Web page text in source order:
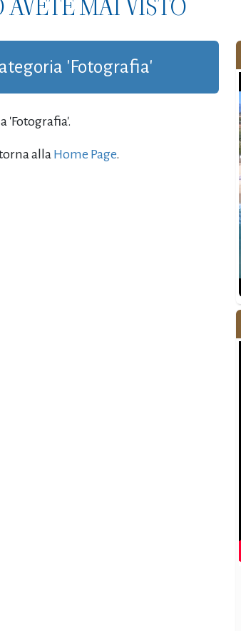
MAI VISTO
'Fotografia'
'Fotografia'.
alla Home Page.